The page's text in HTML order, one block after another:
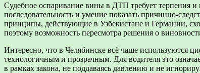
Судебное оспаривание вины в ДТП требует терпения и
последовательность и умение показать причинно-
принципы, действующие в Узбекистане и Германии,
поэтому возможность пересмотра решения о
Интересно, что в Челябинске всё чаще используются
технологичным и прозрачным. Для водителя это
в рамках закона, не поддаваясь давлению и не